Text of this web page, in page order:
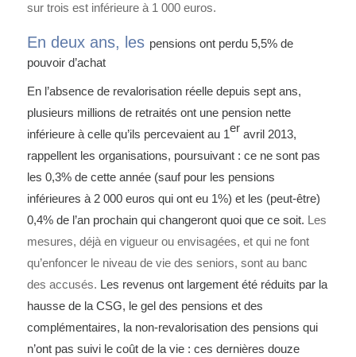
sur trois est inférieure à 1 000 euros.
En deux ans, les pensions ont perdu 5,5% de
pouvoir d’achat
En l’absence de revalorisation réelle depuis sept ans,
plusieurs millions de retraités ont une pension nette
inférieure à celle qu’ils percevaient au 1er avril 2013,
rappellent les organisations, poursuivant : ce ne sont pas
les 0,3% de cette année (sauf pour les pensions
inférieures à 2 000 euros qui ont eu 1%) et les (peut-être)
0,4% de l’an prochain qui changeront quoi que ce soit. Les
mesures, déjà en vigueur ou envisagées, et qui ne font
qu’enfoncer le niveau de vie des seniors, sont au banc
des accusés. Les revenus ont largement été réduits par la
hausse de la CSG, le gel des pensions et des
complémentaires, la non-revalorisation des pensions qui
n’ont pas suivi le coût de la vie : ces dernières douze